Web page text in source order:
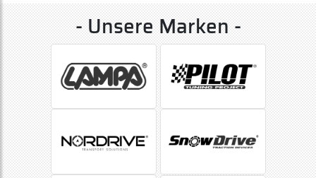
- Unsere Marken -